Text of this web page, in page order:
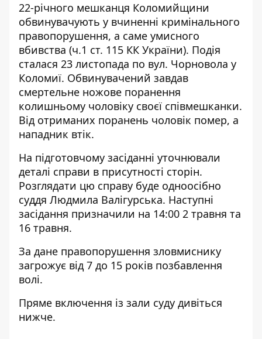
22-річного мешканця Коломийщини
обвинувачують у вчиненні кримінального
правопорушення, а саме умисного
вбивства (ч.1 ст. 115 КК України). Подія
сталася 23 листопада по вул. Чорновола у
Коломиї. Обвинувачений завдав
смертельне ножове поранення
колишньому чоловіку своєї співмешканки.
Від отриманих поранень чоловік помер, а
нападник втік.
На підготовчому засіданні уточнювали
деталі справи в присутності сторін.
Розглядати цю справу буде одноосібно
суддя Людмила Валігурська. Наступні
засідання призначили на 14:00 2 травня та
16 травня.
За дане правопорушення зловмиснику
загрожує від 7 до 15 років позбавлення
волі.
Пряме включення із зали суду дивіться
нижче.